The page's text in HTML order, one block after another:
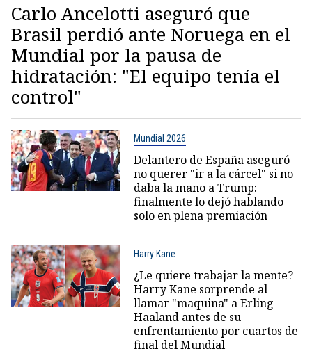
Carlo Ancelotti aseguró que
Brasil perdió ante Noruega en el
Mundial por la pausa de
hidratación: "El equipo tenía el
control"
Mundial 2026
Delantero de España aseguró
no querer "ir a la cárcel" si no
daba la mano a Trump:
finalmente lo dejó hablando
solo en plena premiación
Harry Kane
¿Le quiere trabajar la mente?
Harry Kane sorprende al
llamar "maquina" a Erling
Haaland antes de su
enfrentamiento por cuartos de
final del Mundial